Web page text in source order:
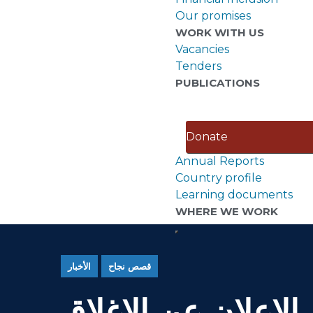
Our promises
WORK WITH US
Vacancies
Tenders
PUBLICATIONS
Donate
Annual Reports
Country profile
Learning documents
WHERE WE WORK
الأخبار قصص نجاح